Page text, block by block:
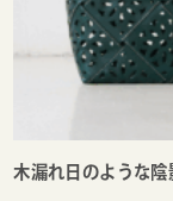
木漏れ日のような